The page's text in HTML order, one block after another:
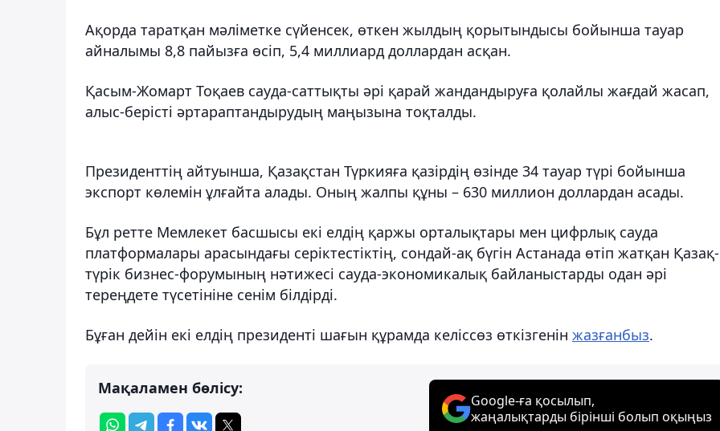
Ақорда таратқан мәліметке сүйенсек, өткен жылдың қорытындысы бойынша тауар
айналымы 8,8 пайызға өсіп, 5,4 миллиард доллардан асқан.
Қасым-Жомарт Тоқаев сауда-саттықты әрі қарай жандандыруға қолайлы жағдай жасап,
алыс-берісті әртараптандырудың маңызына тоқталды.
Президенттің айтуынша, Қазақстан Түркияға қазірдің өзінде 34 тауар түрі бойынша
экспорт көлемін ұлғайта алады. Оның жалпы құны – 630 миллион доллардан асады.
Бұл ретте Мемлекет басшысы екі елдің қаржы орталықтары мен цифрлық сауда
платформалары арасындағы серіктестіктің, сондай-ақ бүгін Астанада өтіп жатқан Қазақ-
түрік бизнес-форумының нәтижесі сауда-экономикалық байланыстарды одан әрі
тереңдете түсетініне сенім білдірді.
Бұған дейін екі елдің президенті шағын құрамда келіссөз өткізгенін жазғанбыз.
Мақаламен бөлісу:
Google-ға қосылып,
жаңалықтарды бірінші болып оқыңыз